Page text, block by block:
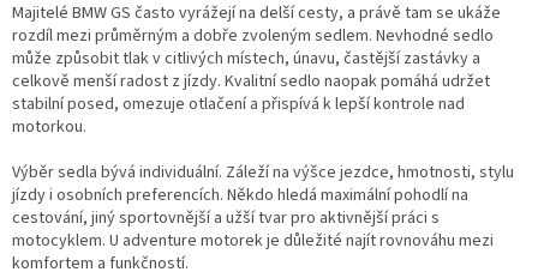
Majitelé BMW GS často vyrážejí na delší cesty, a právě tam se ukáže
rozdíl mezi průměrným a dobře zvoleným sedlem. Nevhodné sedlo
může způsobit tlak v citlivých místech, únavu, častější zastávky a
celkově menší radost z jízdy. Kvalitní sedlo naopak pomáhá udržet
stabilní posed, omezuje otlačení a přispívá k lepší kontrole nad
motorkou.
Výběr sedla bývá individuální. Záleží na výšce jezdce, hmotnosti, stylu
jízdy i osobních preferencích. Někdo hledá maximální pohodlí na
cestování, jiný sportovnější a užší tvar pro aktivnější práci s
motocyklem. U adventure motorek je důležité najít rovnováhu mezi
komfortem a funkčností.